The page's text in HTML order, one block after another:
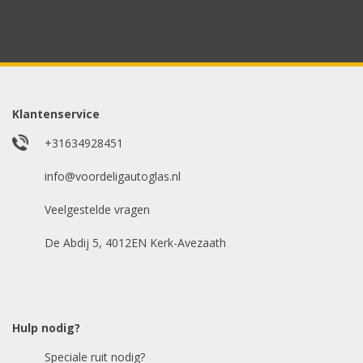
Model auto
E-mailadres *
Klantenservice
+31634928451
info@voordeligautoglas.nl
Veelgestelde vragen
De Abdij 5, 4012EN Kerk-Avezaath
Hulp nodig?
Speciale ruit nodig?